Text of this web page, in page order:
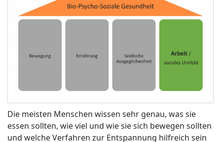
Die meisten Menschen wissen sehr genau, was sie
essen sollten, wie viel und wie sie sich bewegen sollten
und welche Verfahren zur Entspannung hilfreich sein